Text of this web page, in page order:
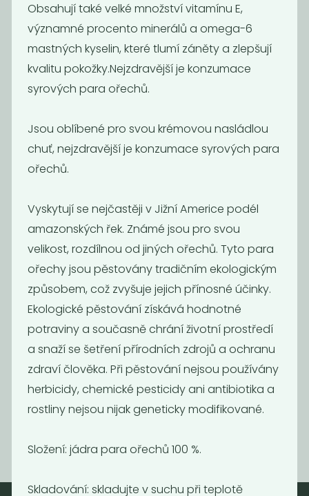
Bio Vlašské
ořechy - půlky
399Kč
Arašídy pražené
nesolené
Kokosové
plátky BIO
219 / Kg
Kokos
strouhaný
159 Kč/ Kg
Obsahují také velké množství vitamínu E,
významné procento minerálů a omega-6
mastných kyselin, které tlumí záněty a zlepšují
kvalitu pokožky.Nejzdravější je konzumace
syrových para ořechů.
Jsou oblíbené pro svou krémovou nasládlou
chuť, nejzdravější je konzumace syrových para
ořechů.
Vyskytují se nejčastěji v Jižní Americe podél
amazonských řek. Známé jsou pro svou
velikost, rozdílnou od jiných ořechů. Tyto para
ořechy jsou pěstovány tradičním ekologickým
způsobem, což zvyšuje jejich přínosné účinky.
Ekologické pěstování získává hodnotné
potraviny a současně chrání životní prostředí
a snaží se šetření přírodních zdrojů a ochranu
zdraví člověka. Při pěstování nejsou používány
herbicidy, chemické pesticidy ani antibiotika a
rostliny nejsou nijak geneticky modifikované.
Složení: jádra para ořechů 100 %.
Skladování: skladujte v suchu při teplotě